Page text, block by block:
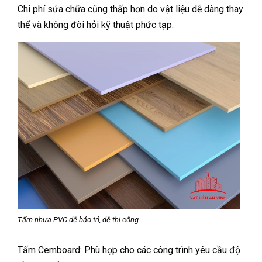
Chi phí sửa chữa cũng thấp hơn do vật liệu dễ dàng thay
thế và không đòi hỏi kỹ thuật phức tạp.
Tấm nhựa PVC dễ bảo trì, dễ thi công
Tấm Cemboard: Phù hợp cho các công trình yêu cầu độ